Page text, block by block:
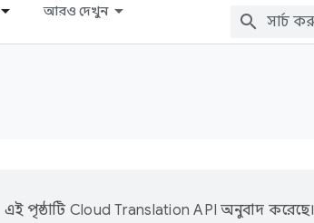
আরও দেখুন
এই পৃষ্ঠাটি Cloud Translation API অনুবাদ করেছে।